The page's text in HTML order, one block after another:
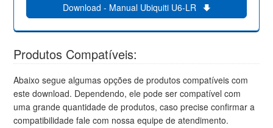
Download - Manual Ubiquiti U6-LR
Produtos Compatíveis:
Abaixo segue algumas opções de produtos compatíveis com
este download. Dependendo, ele pode ser compatível com
uma grande quantidade de produtos, caso precise confirmar a
compatibilidade fale com nossa equipe de atendimento.